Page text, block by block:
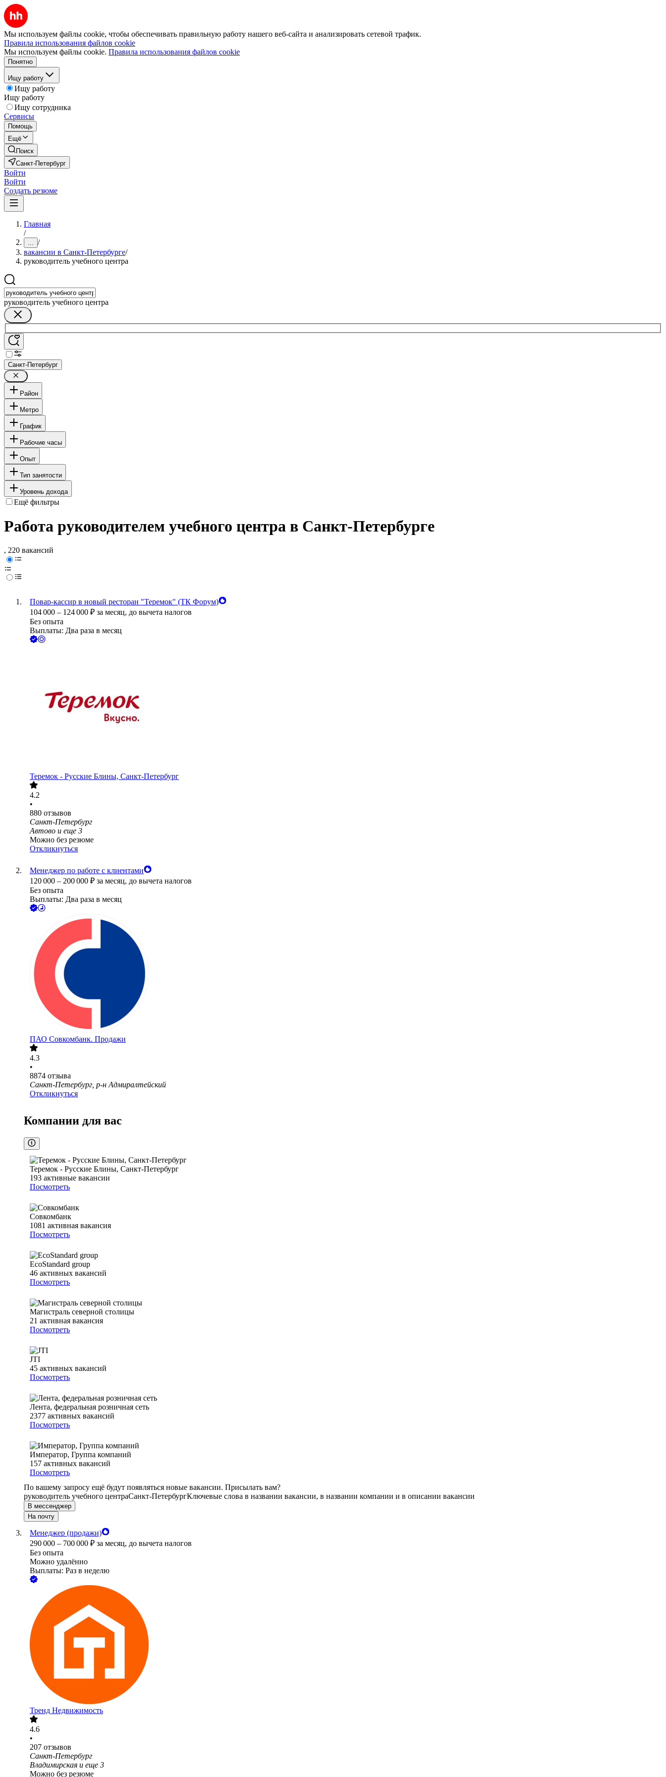
Мы используем файлы cookie, чтобы обеспечивать правильную работу нашего веб-сайта и анализировать сетевой трафик.
Правила использования файлов cookie
Мы используем файлы cookie. Правила использования файлов cookie
Понятно
Ищу работу
Ищу работу
Ищу работу
Ищу сотрудника
Сервисы
Помощь
Ещё
Поиск
Санкт-Петербург
Войти
Войти
Создать резюме
Главная
/
... /
вакансии в Санкт-Петербурге/
руководитель учебного центра
руководитель учебного центра
Санкт-Петербург
Район
Метро
График
Рабочие часы
Опыт
Тип занятости
Уровень дохода
Ещё фильтры
Работа руководителем учебного центра в Санкт-Петербурге
, 220 вакансий
Повар-кассир в новый ресторан "Теремок" (ТК Форум)
104 000 – 124 000 ₽ за месяц, до вычета налогов
Без опыта
Выплаты: Два раза в месяц
Теремок - Русские Блины, Санкт-Петербург
4.2
•
880 отзывов
Санкт-Петербург
Автово и еще 3
Можно без резюме
Откликнуться
Менеджер по работе с клиентами
120 000 – 200 000 ₽ за месяц, до вычета налогов
Без опыта
Выплаты: Два раза в месяц
ПАО Совкомбанк. Продажи
4.3
•
8874 отзыва
Санкт-Петербург, р-н Адмиралтейский
Откликнуться
Компании для вас
Теремок - Русские Блины, Санкт-Петербург
193 активные вакансии
Посмотреть
Совкомбанк
1081 активная вакансия
Посмотреть
EcoStandard group
46 активных вакансий
Посмотреть
Магистраль северной столицы
21 активная вакансия
Посмотреть
JTI
45 активных вакансий
Посмотреть
Лента, федеральная розничная сеть
2377 активных вакансий
Посмотреть
Император, Группа компаний
157 активных вакансий
Посмотреть
По вашему запросу ещё будут появляться новые вакансии. Присылать вам?
руководитель учебного центраСанкт-ПетербургКлючевые слова в названии вакансии, в названии компании и в описании вакансии
В мессенджер
На почту
Менеджер (продажи)
290 000 – 700 000 ₽ за месяц, до вычета налогов
Без опыта
Можно удалённо
Выплаты: Раз в неделю
Тренд Недвижимость
4.6
•
207 отзывов
Санкт-Петербург
Владимирская и еще 3
Можно без резюме